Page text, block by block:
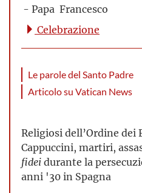
- Papa Francesco
Celebrazione
Le parole del Santo Padre
Articolo su Vatican News
Religiosi dell’Ordine dei
Cappuccini, martiri,
fideidurante la
anni '30 in Spagna